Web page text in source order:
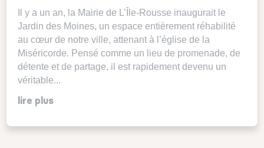
Il y a un an, la Mairie de L’Île-Rousse inaugurait le
Jardin des Moines, un espace entièrement réhabilité
au cœur de notre ville, attenant à l’église de la
Miséricorde. Pensé comme un lieu de promenade, de
détente et de partage, il est rapidement devenu un
véritable...
lire plus